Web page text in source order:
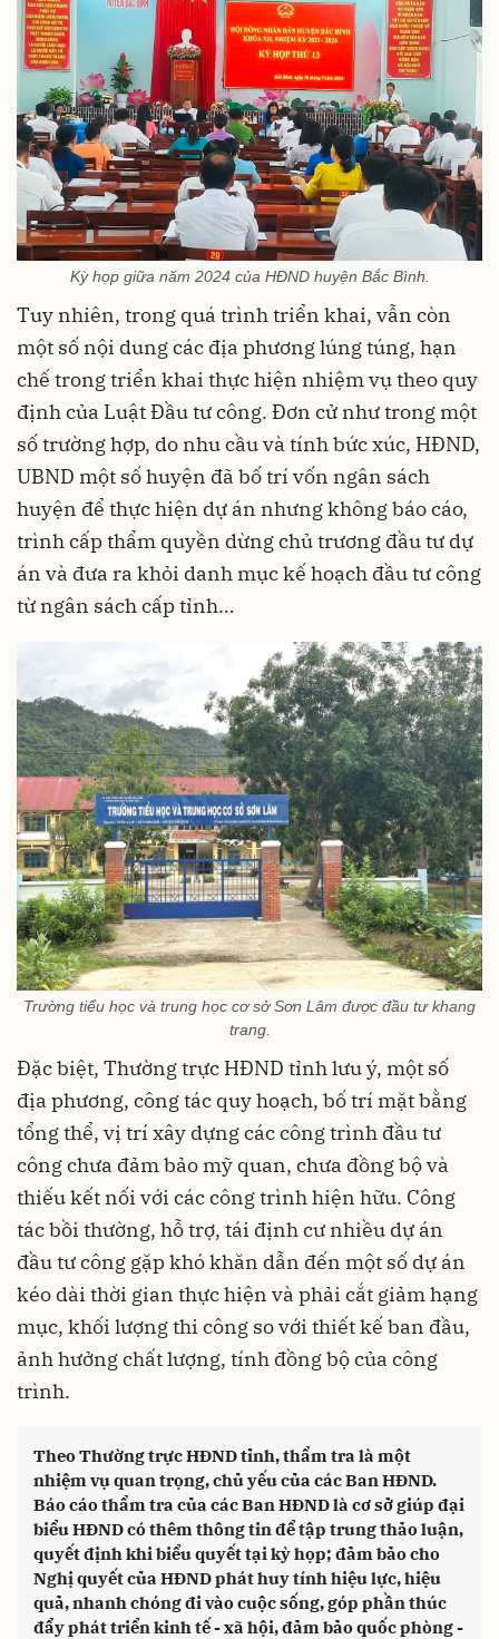
Kỳ họp giữa năm 2024 của HĐND huyện Bắc Bình.
Tuy nhiên, trong quá trình triển khai, vẫn còn
một số nội dung các địa phương lúng túng, hạn
chế trong triển khai thực hiện nhiệm vụ theo quy
định của Luật Đầu tư công. Đơn cử như trong một
số trường hợp, do nhu cầu và tính bức xúc, HĐND,
UBND một số huyện đã bố trí vốn ngân sách
huyện để thực hiện dự án nhưng không báo cáo,
trình cấp thẩm quyền dừng chủ trương đầu tư dự
án và đưa ra khỏi danh mục kế hoạch đầu tư công
từ ngân sách cấp tỉnh…
Trường tiểu học và trung học cơ sở Sơn Lâm được đầu tư khang
trang.
Đặc biệt, Thường trực HĐND tỉnh lưu ý, một số
địa phương, công tác quy hoạch, bố trí mặt bằng
tổng thể, vị trí xây dựng các công trình đầu tư
công chưa đảm bảo mỹ quan, chưa đồng bộ và
thiếu kết nối với các công trình hiện hữu. Công
tác bồi thường, hỗ trợ, tái định cư nhiều dự án
đầu tư công gặp khó khăn dẫn đến một số dự án
kéo dài thời gian thực hiện và phải cắt giảm hạng
mục, khối lượng thi công so với thiết kế ban đầu,
ảnh hưởng chất lượng, tính đồng bộ của công
trình.
Theo Thường trực HĐND tỉnh, thẩm tra là một
nhiệm vụ quan trọng, chủ yếu của các Ban HĐND.
Báo cáo thẩm tra của các Ban HĐND là cơ sở giúp đại
biểu HĐND có thêm thông tin để tập trung thảo luận,
quyết định khi biểu quyết tại kỳ họp; đảm bảo cho
Nghị quyết của HĐND phát huy tính hiệu lực, hiệu
quả, nhanh chóng đi vào cuộc sống, góp phần thúc
đẩy phát triển kinh tế - xã hội, đảm bảo quốc phòng -